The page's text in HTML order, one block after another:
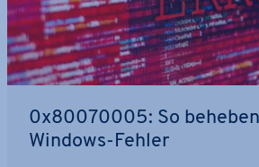
0x80070005: So
Windows-Fehler